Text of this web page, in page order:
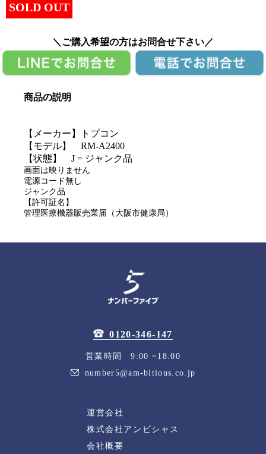
SOLD OUT
＼ご購入希望の方はお問合せ下さい／
商品の説明
【メーカー】トプコン
【モデル】 RM-A2400
【状態】 J = ジャンク品
画面は映りません
電源コード無し
ジャンク品
【許可証名】
管理医療機器販売業届（大阪市健康局）
0120-346-147
営業時間 9:00 ~18:00
number5@am-bitious.co.jp
運営会社
株式会社アンビシャス
会社概要